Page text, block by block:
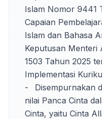
Islam Nomor 9441
Capaian
Islam dan Bahasa
Keputusan Menteri
1503 Tahun 2025
Implementasi
-	Disempurnakan dengan penanaman nilai-
nilai Panca Cinta
Cinta, yaitu Cinta